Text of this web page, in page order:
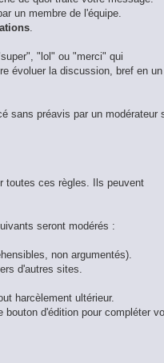
un membre de l'équipe.
.
"lol" ou "merci" qui
évoluer la discussion, bref en un
sans préavis par un modérateur
toutes ces règles. Ils peuvent
seront modérés :
non argumentés).
d'autres sites.
harcèlement ultérieur.
d'édition pour compléter